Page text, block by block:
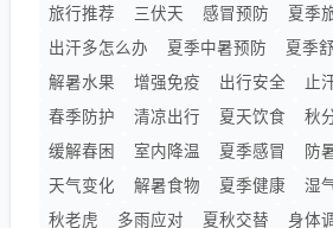
旅行推荐 三伏天 感冒预防
夏季
出汗多怎么办
夏季中暑预防 夏季
解暑水果
增强免疫 出行安全 止
春季防护
清凉出行 夏天饮食 秋
缓解春困
室内降温 夏季感冒 防
天气变化
解暑食物 夏季健康 湿
秋老虎
多雨应对 夏秋交替 身体